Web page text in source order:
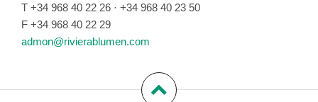
T +34 968 40 22 26 · +34 968 40 23 50
F +34 968 40 22 29
admon@rivierablumen.com